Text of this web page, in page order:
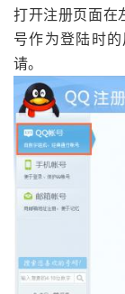
打开注册页面在
号作为登陆时
请。